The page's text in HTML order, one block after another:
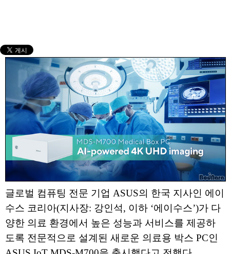
글로벌 컴퓨팅 전문 기업 ASUS의 한국 지사인 에이
수스 코리아(지사장: 강인석, 이하 ‘에이수스’)가 다
양한 의료 환경에서 높은 성능과 서비스를 제공하
도록 전문적으로 설계된 새로운 의료용 박스 PC인